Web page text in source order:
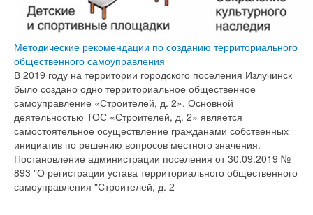
Методические рекомендации по созданию территориального
общественного самоуправления
В 2019 году на территории городского поселения Излучинск
было создано одно территориальное общественное
самоуправление «Строителей, д. 2». Основной
деятельностью ТОС «Строителей, д. 2» является
самостоятельное осуществление гражданами собственных
инициатив по решению вопросов местного значения.
Постановление администрации поселения от 30.09.2019 №
893 "О регистрации устава территориального общественного
самоуправления "Строителей, д. 2